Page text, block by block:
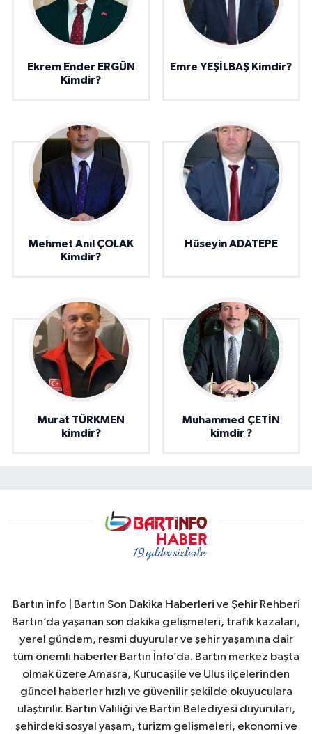
Ekrem Ender ERGÜN
Kimdir?
Emre YEŞİLBAŞ Kimdir?
Mehmet Anıl ÇOLAK
Kimdir?
Hüseyin ADATEPE
Murat TÜRKMEN
kimdir?
Muhammed ÇETİN
kimdir ?
Bartın info | Bartın Son Dakika Haberleri ve Şehir Rehberi
Bartın’da yaşanan son dakika gelişmeleri, trafik kazaları,
yerel gündem, resmi duyurular ve şehir yaşamına dair
tüm önemli haberler Bartın İnfo’da. Bartın merkez başta
olmak üzere Amasra, Kurucaşile ve Ulus ilçelerinden
güncel haberler hızlı ve güvenilir şekilde okuyuculara
ulaştırılır. Bartın Valiliği ve Bartın Belediyesi duyuruları,
şehirdeki sosyal yaşam, turizm gelişmeleri, ekonomi ve